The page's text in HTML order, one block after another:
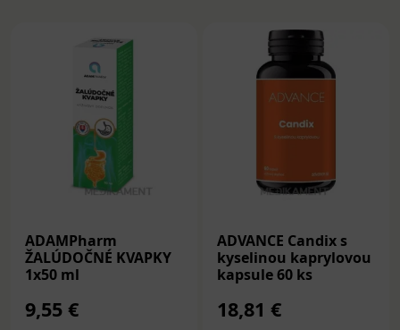
ADAMPharm
ŽALÚDOČNÉ KVAPKY
1x50 ml
9,55 €
ADVANCE Candix s
kyselinou kaprylovou
kapsule 60 ks
18,81 €